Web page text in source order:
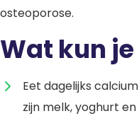
osteoporose.
Wat kun
Eet dagelijks
zijn melk, yoghurt